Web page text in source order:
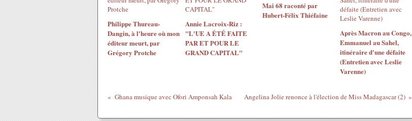
Philippe Thureau-
Dangin, à l'heure où mon
éditeur meurt, par
Grégory Protche
Annie Lacroix-Riz :
"L'UE A ÉTÉ FAITE
PAR ET POUR LE
GRAND CAPITAL"
Mai 68 raconté par
Hubert-Félix Thiéfaine
Après Macron au Congo,
Emmanuel au Sahel,
itinéraire d'une défaite
(Entretien avec Leslie
Varenne)
Ghana musique avec Ofori Amponsah Kala Angelina Jolie renonce à l'élection de Miss Madagascar (2)